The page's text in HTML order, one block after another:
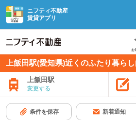
ニフティ不動産
賃貸アプリ
お
上飯田駅(愛知県)近くのふたり暮ら
上飯田駅
変更する
条件を保存 新着通知